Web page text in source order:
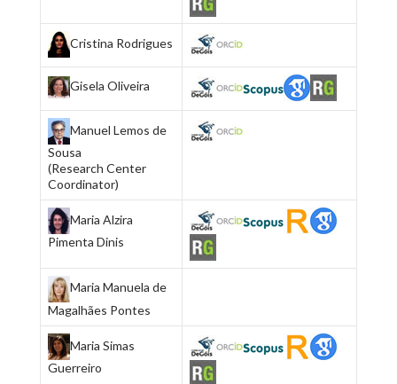
Cristina Rodrigues
Gisela Oliveira
Manuel Lemos de
Sousa
(Research Center
Coordinator)
Maria Alzira
Pimenta Dinis
Maria Manuela de
Magalhães Pontes
Maria Simas
Guerreiro